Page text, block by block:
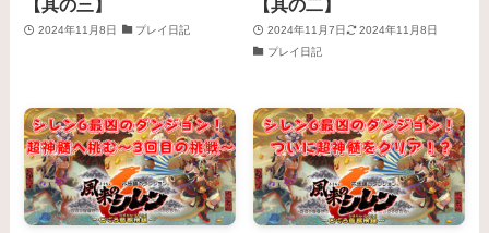
【其の三】
2024年11月8日 プレイ日記
【其の二】
2024年11月7日
2024年11月8日
プレイ日記